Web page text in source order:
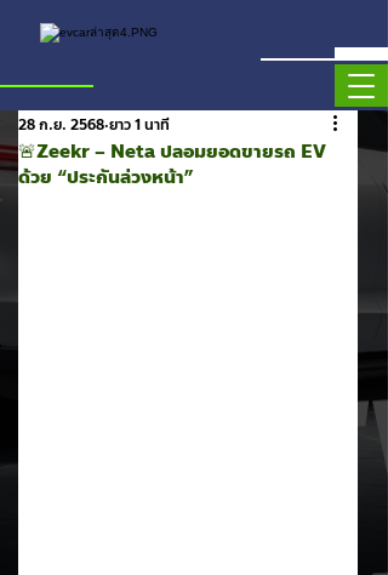
🚨Zeekr – Neta ปลอมยอดขายรถ EV
ด้วย “ประกันล่วงหน้า”
28 ก.ย. 2568 ยาว 1 นาที